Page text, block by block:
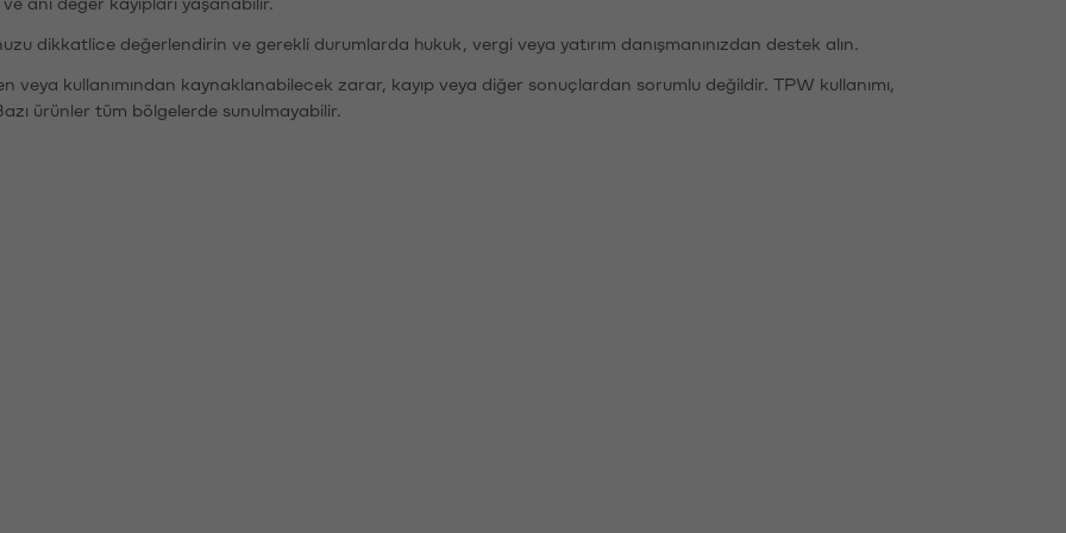
dikkatlice değerlendirin ve gerekli durumlarda hukuk, vergi veya yatırım danışmanınızdan destek alın.
kullanımından kaynaklanabilecek zarar, kayıp veya diğer sonuçlardan sorumlu değildir. TPW kullanımı,
ürünler tüm bölgelerde sunulmayabilir.